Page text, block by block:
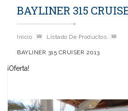
GALERÍA
BAYLINER 315
Inicio Listado De Productos
BAYLINER 315 CRUISER 2013
¡Oferta!